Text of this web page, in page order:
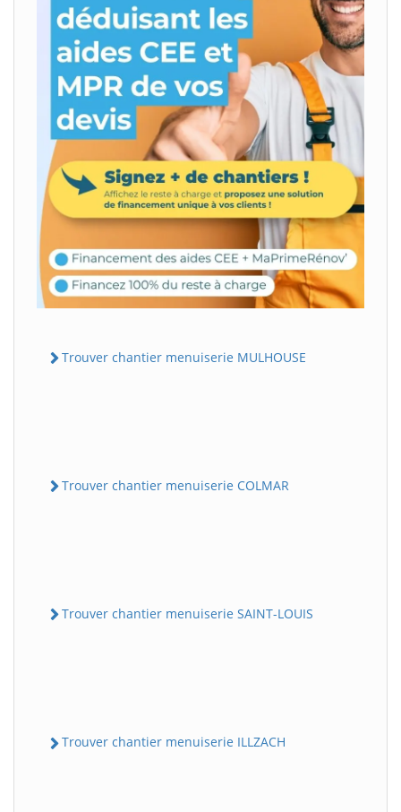
Trouver chantier menuiserie MULHOUSE
Trouver chantier menuiserie COLMAR
Trouver chantier menuiserie SAINT-LOUIS
Trouver chantier menuiserie ILLZACH